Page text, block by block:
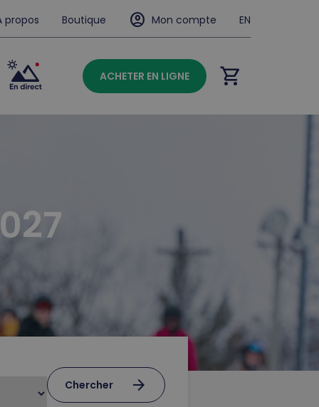
propos Boutique account_circle Mon compte EN
ACHETER EN LIGNE shopping_cart
Chercher
arrow_forward